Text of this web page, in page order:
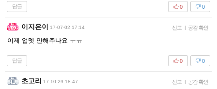
답글 0
0
이지은이 17-07-02 17:14 신고 | 공감 확인
이제 업뎃 안해주나요 ㅜㅠ
답글 0
0
초고리 17-10-29 18:47 신고 | 공감 확인